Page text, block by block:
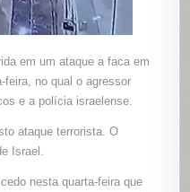
em um ataque a faca em
feira, no qual o agressor
e a polícia israelense.
ataque terrorista. O
Israel.
nesta quarta-feira que